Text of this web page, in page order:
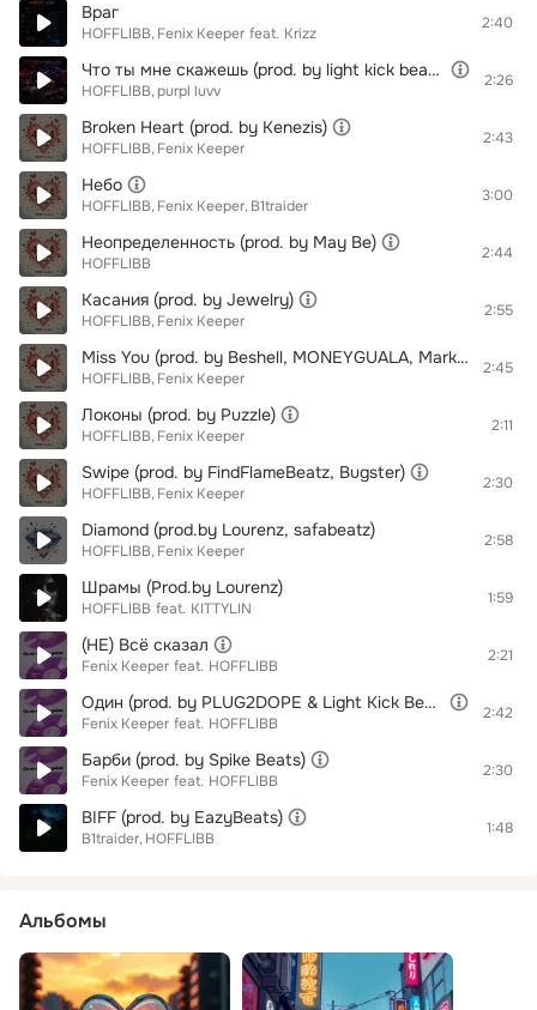
Враг
HOFFLIBB Fenix Keeper feat. Krizz
2:40
Что ты мне скажешь (prod. by light kick beats)
HOFFLIBB purpl luvv
2:26
Broken Heart (prod. by Kenezis)
HOFFLIBB Fenix Keeper
2:43
Небо
HOFFLIBB Fenix Keeper B1traider
3:00
Неопределенность (prod. by May Be)
HOFFLIBB
2:44
Касания (prod. by Jewelry)
HOFFLIBB Fenix Keeper
2:55
Miss You (prod. by Beshell, MONEYGUALA, Mark Blade)
HOFFLIBB Fenix Keeper
2:45
Локоны (prod. by Puzzle)
HOFFLIBB Fenix Keeper
2:11
Swipe (prod. by FindFlameBeatz, Bugster)
HOFFLIBB Fenix Keeper
2:30
Diamond (prod.by Lourenz, safabeatz)
HOFFLIBB Fenix Keeper
2:58
Шрамы (Prod.by Lourenz)
HOFFLIBB feat. KITTYLIN
1:59
(НЕ) Всё сказал
Fenix Keeper feat. HOFFLIBB
2:21
Один (prod. by PLUG2DOPE & Light Kick Beats)
Fenix Keeper feat. HOFFLIBB
2:42
Барби (prod. by Spike Beats)
Fenix Keeper feat. HOFFLIBB
2:30
BIFF (prod. by EazyBeats)
B1traider HOFFLIBB
1:48
Альбомы